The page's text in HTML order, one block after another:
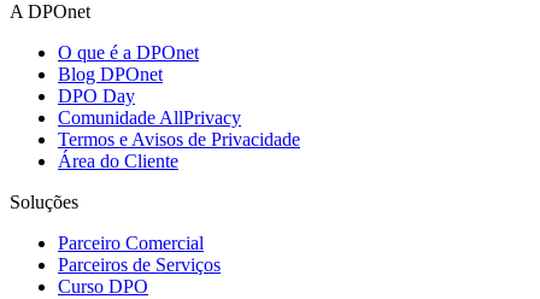
A DPOnet
O que é a DPOnet
Blog DPOnet
DPO Day
Comunidade AllPrivacy
Termos e Avisos de Privacidade
Área do Cliente
Soluções
Parceiro Comercial
Parceiros de Serviços
Curso DPO